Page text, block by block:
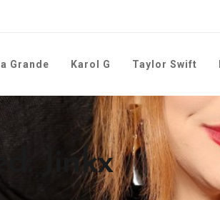
Grande Karol G Taylor Swift
Jinkx